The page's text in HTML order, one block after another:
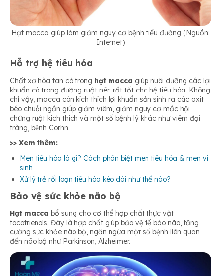
Hạt macca giúp làm giảm nguy cơ bệnh tiểu đường (Nguồn:
Internet)
Hỗ trợ hệ tiêu hóa
Chất xơ hòa tan có trong hạt macca giúp nuôi dưỡng các lợi
khuẩn có trong đường ruột nên rất tốt cho hệ tiêu hóa. Không
chỉ vậy, macca còn kích thích lợi khuẩn sản sinh ra các axit
béo chuỗi ngắn giúp giảm viêm, giảm nguy cơ mắc hội
chứng ruột kích thích và một số bệnh lý khác như viêm đại
tràng, bệnh Corhn.
>> Xem thêm:
Men tiêu hóa là gì? Cách phân biệt men tiêu hóa & men vi
sinh
Xử lý trẻ rối loạn tiêu hóa kéo dài như thế nào?
Bảo vệ sức khỏe não bộ
Hạt macca bổ sung cho cơ thể hợp chất thực vật
tocotrienols. Đây là hợp chất giúp bảo vệ tế bào não, tăng
cường sức khỏe não bộ, ngăn ngừa một số bệnh liên quan
đến não bộ như Parkinson, Alzheimer.